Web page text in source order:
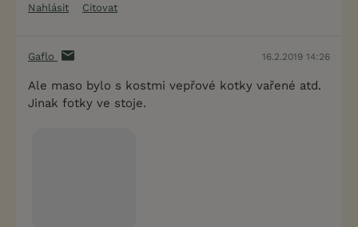
Nahlásit
Citovat
Gaflo 16.2.2019 14:26
Ale maso bylo s kostmi vepřové kotky vařené atd.
Jinak fotky ve stoje.